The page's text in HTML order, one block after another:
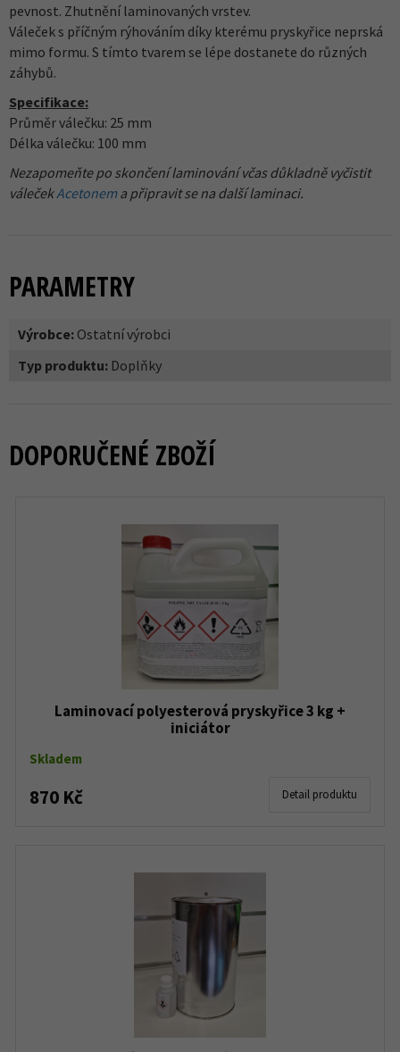
pevnost. Zhutnění laminovaných vrstev.
Váleček s příčným rýhováním díky kterému pryskyřice neprská
mimo formu. S tímto tvarem se lépe dostanete do různých
záhybů.
Specifikace:
Průměr válečku: 25 mm
Délka válečku: 100 mm
Nezapomeňte po skončení laminování včas důkladně vyčistit
válečekAcetonema připravit se na další laminaci.
PARAMETRY
Výrobce: Ostatní výrobci
Typ produktu: Doplňky
DOPORUČENÉ ZBOŽÍ
Laminovací polyesterová pryskyřice 3 kg +
iniciátor
Skladem
870 Kč Detail produktu